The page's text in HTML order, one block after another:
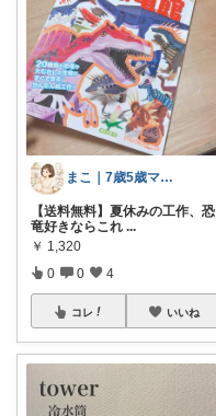
まこ｜7歳5歳ママ👧👦
【送料無料】夏休みの工作、恐
竜好きならこれ ...
￥ 1,320
0 0 4
コレ いいね